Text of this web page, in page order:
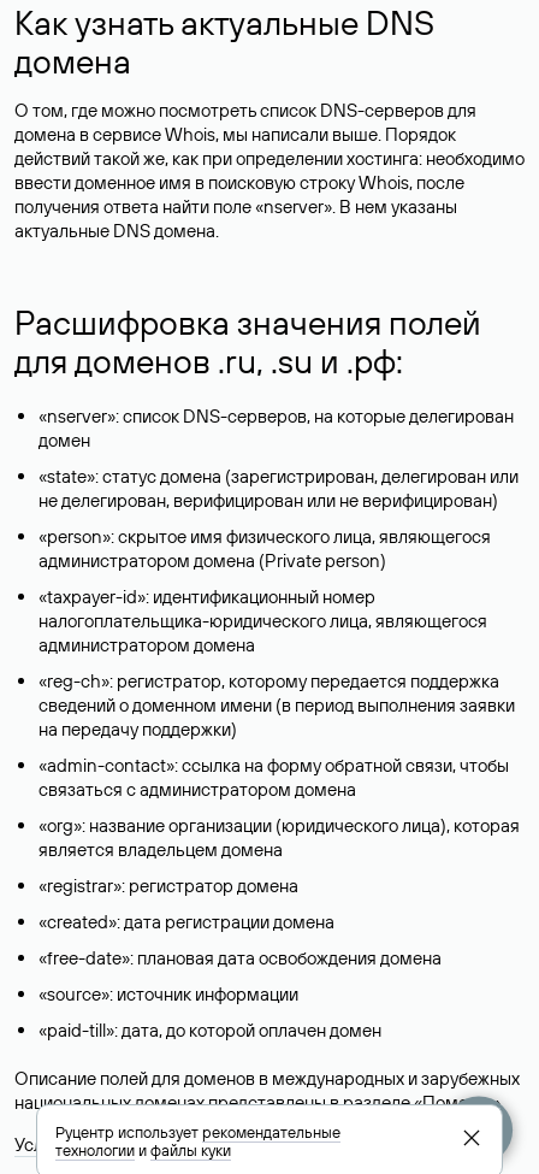
Как узнать актуальные DNS
домена
О том, где можно посмотреть список DNS-серверов для
домена в сервисе Whois, мы написали выше. Порядок
действий такой же, как при определении хостинга: необходимо
ввести доменное имя в поисковую строку Whois, после
получения ответа найти поле «nserver». В нем указаны
актуальные DNS домена.
Расшифровка значения полей
для доменов .ru, .su и .рф:
«nserver»: список DNS-серверов, на которые делегирован
домен
«state»: статус домена (зарегистрирован, делегирован или
не делегирован, верифицирован или не верифицирован)
«person»: скрытое имя физического лица, являющегося
администратором домена (Privatе person)
«taxpayer-id»: идентификационный номер
налогоплательщика-юридического лица, являющегося
администратором домена
«reg-ch»: регистратор, которому передается поддержка
сведений о доменном имени (в период выполнения заявки
на передачу поддержки)
«admin-contact»: ссылка на форму обратной связи, чтобы
связаться с администратором домена
«org»: название организации (юридического лица), которая
является владельцем домена
«registrar»: регистратор домена
«created»: дата регистрации домена
«free-date»: плановая дата освобождения домена
«source»: источник информации
«paid-till»: дата, до которой оплачен домен
Описание полей для доменов в международных и зарубежных
национальных доменах представлены в разделе «Помощь».
Условия использования Whois-сервиса
Руцентр используетрекомендательные
технологииифайлы куки